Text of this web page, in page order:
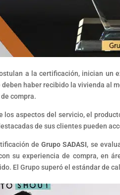
a la certificación, inician un
deben haber recibido la vivienda al
compra.
los aspectos del servicio, el
de sus clientes pueden
de Grupo SADASI, se
su experiencia de compra, en
El Grupo superó el estándar de